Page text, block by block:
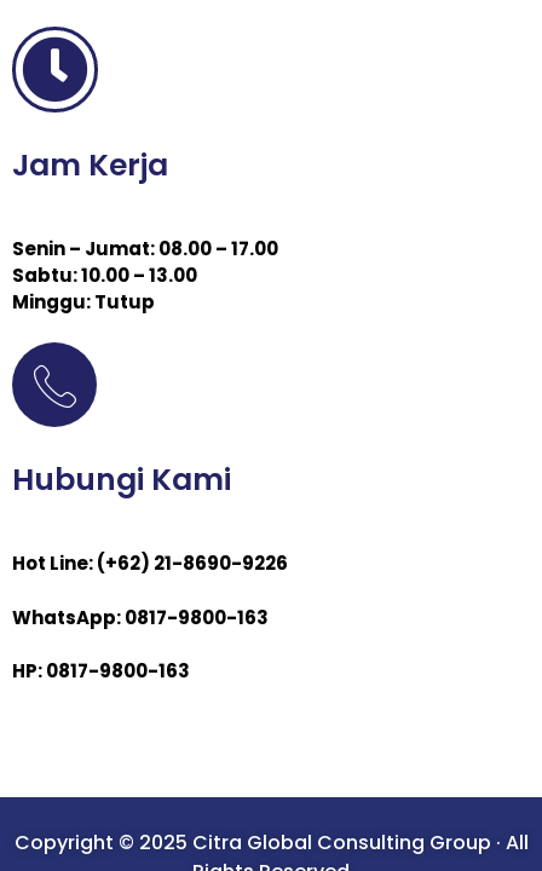
Jam Kerja
Senin – Jumat: 08.00 – 17.00
Sabtu: 10.00 – 13.00
Minggu: Tutup
Hubungi Kami
Hot Line: (+62) 21-8690-9226
WhatsApp: 0817-9800-163
HP: 0817-9800-163
Copyright © 2025 Citra Global Consulting Group · All